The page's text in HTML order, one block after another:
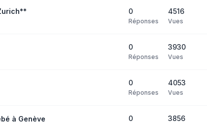
0
Réponses
4516
Vues
0
Réponses
3930
Vues
0
Réponses
4053
Vues
à Genève 0 3856